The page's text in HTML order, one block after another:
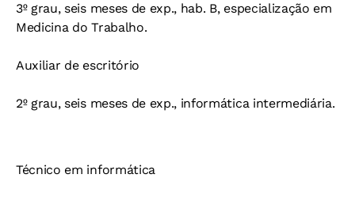
3º grau, seis meses de exp., hab. B, especialização em
Medicina do Trabalho.
Auxiliar de escritório
2º grau, seis meses de exp., informática intermediária.
Técnico em informática